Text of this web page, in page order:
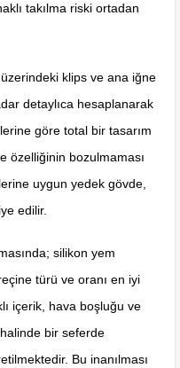
takılma riski ortadan
klips ve ana iğne
detaylıca hesaplanarak
göre total bir tasarım
özelliğinin bozulmaması
uygun yedek gövde,
edilir.
silikon yem
türü ve oranı en iyi
içerik, hava boşluğu ve
bir seferde
Bu inanılması